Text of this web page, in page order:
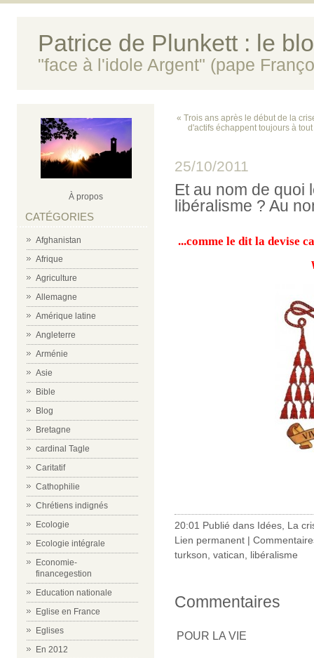
Patrice de Plunkett : le
"face à l'idole Argent" (pape
À propos
CATÉGORIES
Afghanistan
Afrique
Agriculture
Allemagne
Amérique latine
Angleterre
Arménie
Asie
Bible
Blog
Bretagne
cardinal Tagle
Caritatif
Cathophilie
Chrétiens indignés
Ecologie
Ecologie intégrale
Economie-
financegestion
Education nationale
Eglise en France
Eglises
En 2012
« Trois ans après le début de la
d'actifs échappent toujours à
25/10/2011
Et au nom de quoi
libéralisme ? Au
...comme le dit la devise
20:01 Publié dans Idées La
Lien permanent |
turkson vatican libéralisme
Commentaires
POUR LA VIE